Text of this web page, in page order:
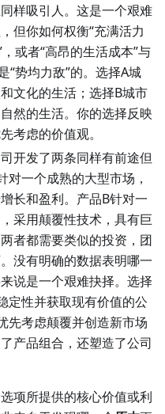
样吸引人。这是一个艰难
但你如何权衡“充满活力
或者“高昂的生活成本”与
“势均力敌”的。选择A城
文化的生活；选择B城市
然的生活。你的选择反映
考虑的价值观。
开发了两条同样有前途但
一个成熟的大型市场，
长和盈利。产品B针对一
采用颠覆性技术，具有巨
者都需要类似的投资，团
没有明确的数据表明哪一
说是一个艰难抉择。选择
定性并获取现有价值的公
先考虑颠覆并创造新市场
产品组合，还塑造了公司
项所提供的核心价值或利